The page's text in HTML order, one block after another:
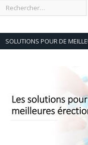
SOLUTIONS POUR DE